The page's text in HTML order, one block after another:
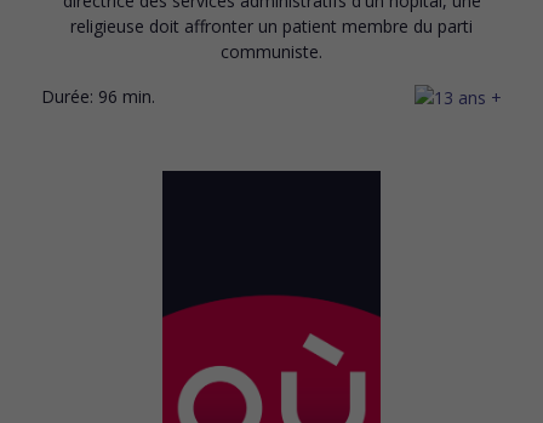
religieuse doit affronter un patient membre du parti
communiste.
Durée: 96 min.